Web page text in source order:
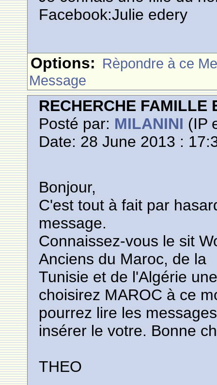
Facebook:Julie edery
Options: Rèpondre à ce
Message
RECHERCHE FAMILLE
Posté par: MILANINI (IP
Date: 28 June 2013 :
Bonjour,
C'est tout à fait par
message.
Connaissez-vous le sit
Anciens du Maroc, de la
Tunisie et de l'Algérie
choisirez MAROC à ce
pourrez lire les
insérer le votre. Bonne
THEO